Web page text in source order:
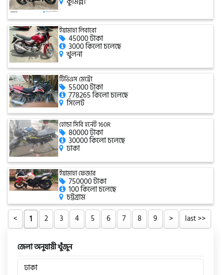
সিঙ্গার
এফবি মনডিয়াল
ডায়াং
গুড হুইল
ইয়ামাহা লিবারো
45000 টাকা
3000 কিলো চলেছে
খুলনা
টিভিএস মেট্রো
55000 টাকা
778265 কিলো চলেছে
সিলেট
হোন্ডা সিবি হর্নেট 160R
80000 টাকা
30000 কিলো চলেছে
ঢাকা
ইয়ামাহা ফেজার
750000 টাকা
100 কিলো চলেছে
চট্টগ্রাম
<
1 2 3 4 5 6 7 8 9 > last >>
জেলা অনুযায়ী খুঁজুন
ঢাকা